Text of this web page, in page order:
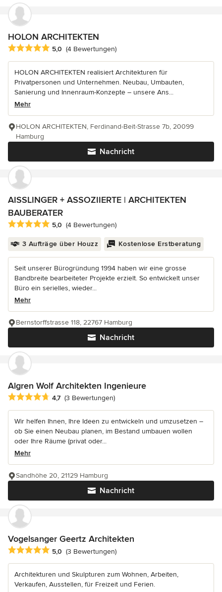
HOLON ARCHITEKTEN
Durchschnittliche Bewertung: 5 von 5 Sternen
5,0 (4 Bewertungen)
HOLON ARCHITEKTEN realisiert Architekturen für
Privatpersonen und Unternehmen. Neubau, Umbauten,
Sanierung und Innenraum-Konzepte – unsere Ans...
Mehr
Nachricht
HOLON ARCHITEKTEN, Ferdinand-Beit-Strasse 7b, 20099
Hamburg
AISSLINGER + ASSOZIIERTE | ARCHITEKTEN
BAUBERATER
Durchschnittliche Bewertung: 5 von 5 Sternen
5,0 (4 Bewertungen)
3 Aufträge über Houzz Kostenlose Erstberatung
Seit unserer Bürogründung 1994 haben wir eine grosse
Bandbreite bearbeiteter Projekte erzielt. So entwickelt unser
Büro ein serielles, wieder...
Mehr
Nachricht
Bernstorffstrasse 118, 22767 Hamburg
Algren Wolf Architekten Ingenieure
Durchschnittliche Bewertung: 4.7 von 5 Sternen
4,7 (3 Bewertungen)
Wir helfen Ihnen, Ihre Ideen zu entwickeln und umzusetzen –
ob Sie einen Neubau planen, im Bestand umbauen wollen
oder Ihre Räume (privat oder...
Mehr
Nachricht
Sandhöhe 20, 21129 Hamburg
Vogelsanger Geertz Architekten
Durchschnittliche Bewertung: 5 von 5 Sternen
5,0 (3 Bewertungen)
Architekturen und Skulpturen zum Wohnen, Arbeiten,
Verkaufen, Ausstellen, für Freizeit und Ferien.